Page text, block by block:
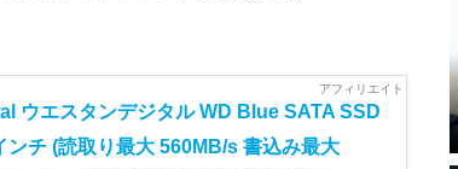
ウエスタンデジタル WD Blue SATA SSD
ンチ (読取り最大 560MB/s 書込み最大